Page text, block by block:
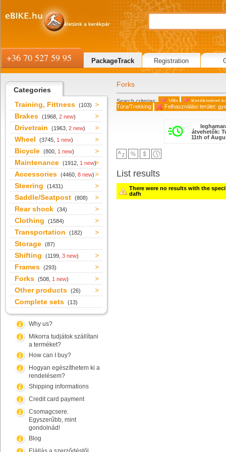
Categories
Training, Fittness (103)
Brakes (1968, 2 new)
Drivetrain (1963, 2 new)
Wheel (3745, 1 new)
Bicycle (800, 1 new)
Maintenance (1912, 1 new)
Accessories (4460, 8 new)
Steering (1431)
Saddle/Seatpost (808)
Rear shock (34)
Clothing (1584)
Transportation (182)
Storage (87)
Shifting (1199, 3 new)
Frames (293)
Forks (508, 1 new)
Other products (26)
Complete sets (13)
Why us?
Mikorra tudjátok szállítani
a terméket?
How can I buy?
Hogyan egészíthetem ki a
rendelésem?
Shipping informations
Credit card payment
Csomagcsere.
Egyszerűbb, mint
gondolnád!
Blog
Forks
Search criterias: Villa
Kerékméret
Túra/Trekking
Felhasználási terület:
átvehetők:
11th of
List results
There were no results with the
dafh
+36 70 527 59 95 PackageTrack Registration